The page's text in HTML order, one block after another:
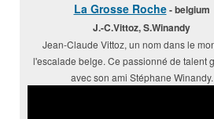
La Grosse Roche- belgium
J.-C.Vittoz, S.Winandy
Jean-Claude Vittoz, un nom dans le
l'escalade belge. Ce passionné de talent
avec son ami Stéphane Winandy.